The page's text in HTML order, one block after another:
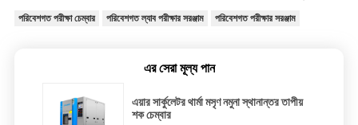
পরিবেশগত পরীক্ষা চেম্বার পরিবেশগত ল্যাব পরীক্ষার সরঞ্জাম পরিবেশগত পরীক্ষার সরঞ্জাম
এর সেরা মূল্য পান
এয়ার সার্কুলেটর থার্মা মসৃণ নমুনা স্থানান্তর তাপীয়
শক চেম্বার